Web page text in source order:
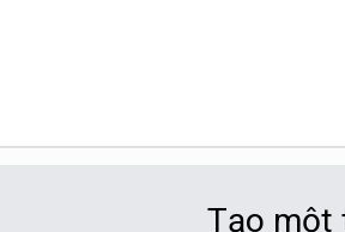
Tạo một